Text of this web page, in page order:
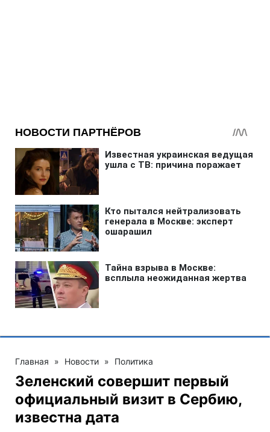
Главная » Новости » Политика
Зеленский совершит первый
официальный визит в Сербию,
известна дата